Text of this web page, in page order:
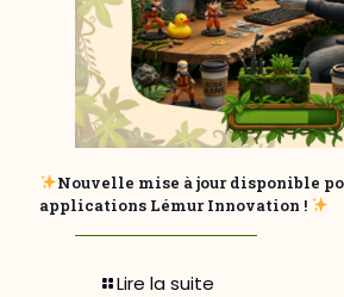
Nouvelle mise à jour disponible
applications Lémur Innovation !
Lire la suite